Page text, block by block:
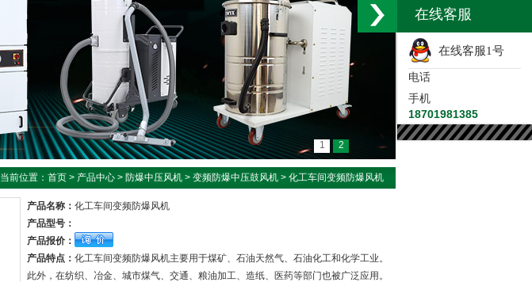
1 2
当前位置： 首页 > 产品中心 > 防爆中压风机 > 变频防爆中压鼓风机 > 化工车间变频防爆风机
产品名称： 化工车间变频防爆风机
产品型号：
产品报价：
产品特点： 化工车间变频防爆风机主要用于煤矿、石油天然气、石油化工和化学工业。
此外，在纺织、冶金、城市煤气、交通、粮油加工、造纸、医药等部门也被广泛应用。
在线客服
在线客服1号
电话
手机
18701981385